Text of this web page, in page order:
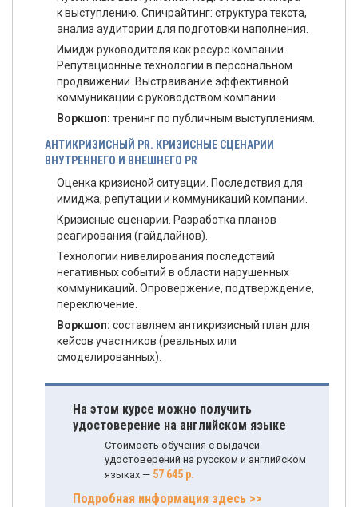
к выступлению. Спичрайтинг: структура текста,
анализ аудитории для подготовки наполнения.
Имидж руководителя как ресурс компании.
Репутационные технологии в персональном
продвижении. Выстраивание эффективной
коммуникации с руководством компании.
Воркшоп: тренинг по публичным выступлениям.
АНТИКРИЗИСНЫЙ PR. КРИЗИСНЫЕ СЦЕНАРИИ
ВНУТРЕННЕГО И ВНЕШНЕГО PR
Оценка кризисной ситуации. Последствия для
имиджа, репутации и коммуникаций компании.
Кризисные сценарии. Разработка планов
реагирования (гайдлайнов).
Технологии нивелирования последствий
негативных событий в области нарушенных
коммуникаций. Опровержение, подтверждение,
переключение.
Воркшоп: составляем антикризисный план для
кейсов участников (реальных или
смоделированных).
На этом курсе можно получить
удостоверение на английском языке
Стоимость обучения с выдачей
удостоверений на русском и английском
языках — 57 645 р.
Подробная информация здесь >>